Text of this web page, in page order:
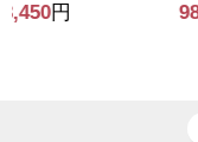
98,450